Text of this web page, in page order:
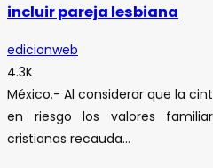
incluir pareja lesbiana
edicionweb
4.3K
México.- Al considerar que la
en riesgo los valores
cristianas recauda...